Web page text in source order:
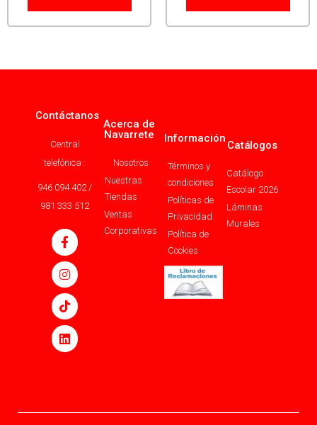
Contáctanos
Central
telefónica :
946 094 402 /
981 333 512
Acerca de
Navarrete
Nosotros
Nuestras
Tiendas
Ventas
Corporativas
Información
Términos y
condiciones
Políticas de
Privacidad
Política de
Cookies
Catálogos
Catálogo
Escolar 2026
Láminas
Murales